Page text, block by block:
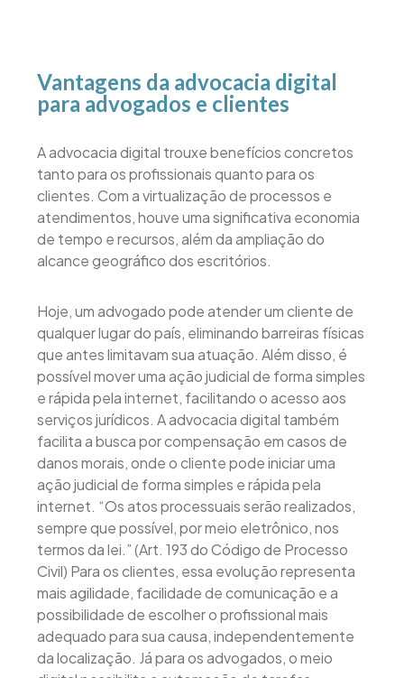
Vantagens da advocacia digital
para advogados e clientes
A advocacia digital trouxe benefícios concretos
tanto para os profissionais quanto para os
clientes. Com a virtualização de processos e
atendimentos, houve uma significativa economia
de tempo e recursos, além da ampliação do
alcance geográfico dos escritórios.
Hoje, um advogado pode atender um cliente de
qualquer lugar do país, eliminando barreiras físicas
que antes limitavam sua atuação. Além disso, é
possível mover uma ação judicial de forma simples
e rápida pela internet, facilitando o acesso aos
serviços jurídicos. A advocacia digital também
facilita a busca por compensação em casos de
danos morais, onde o cliente pode iniciar uma
ação judicial de forma simples e rápida pela
internet. “Os atos processuais serão realizados,
sempre que possível, por meio eletrônico, nos
termos da lei.” (Art. 193 do Código de Processo
Civil) Para os clientes, essa evolução representa
mais agilidade, facilidade de comunicação e a
possibilidade de escolher o profissional mais
adequado para sua causa, independentemente
da localização. Já para os advogados, o meio